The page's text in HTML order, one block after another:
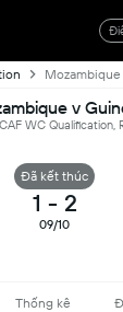
v
WC Qualification,
Đã kết thúc
1 - 2
09/10
Thống kê